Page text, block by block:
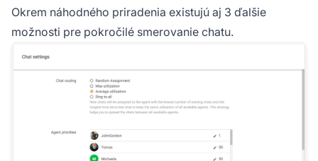
Okrem náhodného priradenia existujú aj 3 ďalšie
možnosti pre pokročilé smerovanie chatu.